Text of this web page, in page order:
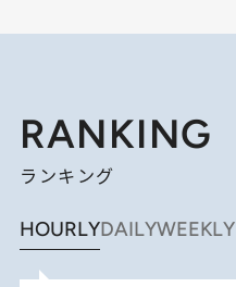
RANKING
ランキング
HOURLYDAILYWEEKLY